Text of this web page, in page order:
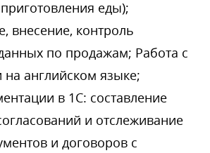
еды);
внесение, контроль
по продажам; Работа с
английском языке;
в 1С: составление
и отслеживание
и договоров с